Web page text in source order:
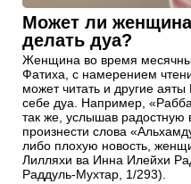
Может ли
делать дуа?
Женщина во время
Фатиха, с намерением
может читать и другие
себе дуа. Например,
так же, услышав
произнести слова
либо плохую новость,
Лилляхи ва Инна Илейхи
Раддуль-Мухтар, 1/293).